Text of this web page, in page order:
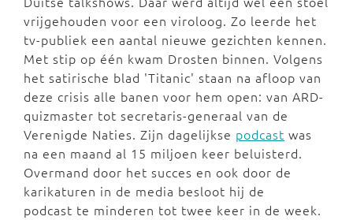
vrijgehouden voor een viroloog. Zo leerde het
tv-publiek een aantal nieuwe gezichten kennen.
Met stip op één kwam Drosten binnen. Volgens
het satirische blad 'Titanic' staan na afloop van
deze crisis alle banen voor hem open: van ARD-
quizmaster tot secretaris-generaal van de
Verenigde Naties. Zijn dagelijkse podcast was
na een maand al 15 miljoen keer beluisterd.
Overmand door het succes en ook door de
karikaturen in de media besloot hij de
podcast te minderen tot twee keer in de week.